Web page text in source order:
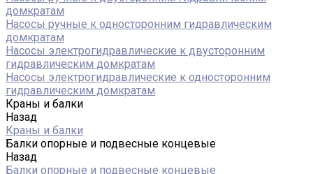
домкратам
Насосы ручные к односторонним гидравлическим
домкратам
Насосы электрогидравлические к двусторонним
гидравлическим домкратам
Насосы электрогидравлические к односторонним
гидравлическим домкратам
Краны и балки
Назад
Краны и балки
Балки опорные и подвесные концевые
Назад
Балки опорные и подвесные концевые